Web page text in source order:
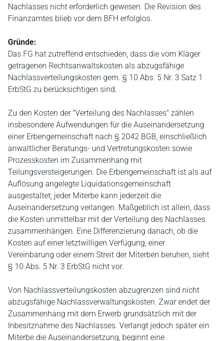
Nachlasses nicht erforderlich gewesen. Die Revision des
Finanzamtes blieb vor dem BFH erfolglos.
Gründe:
Das FG hat zutreffend entschieden, dass die vom Kläger
getragenen Rechtsanwaltskosten als abzugsfähige
Nachlassverteilungskosten gem. § 10 Abs. 5 Nr. 3 Satz 1
ErbStG zu berücksichtigen sind.
Zu den Kosten der "Verteilung des Nachlasses" zählen
insbesondere Aufwendungen für die Auseinandersetzung
einer Erbengemeinschaft nach § 2042 BGB, einschließlich
anwaltlicher Beratungs- und Vertretungskosten sowie
Prozesskosten im Zusammenhang mit
Teilungsversteigerungen. Die Erbengemeinschaft ist als auf
Auflösung angelegte Liquidationsgemeinschaft
ausgestaltet; jeder Miterbe kann jederzeit die
Auseinandersetzung verlangen. Maßgeblich ist allein, dass
die Kosten unmittelbar mit der Verteilung des Nachlasses
zusammenhängen. Eine Differenzierung danach, ob die
Kosten auf einer letztwilligen Verfügung, einer
Vereinbarung oder einem Streit der Miterben beruhen, sieht
§ 10 Abs. 5 Nr. 3 ErbStG nicht vor.
Von Nachlassverteilungskosten abzugrenzen sind nicht
abzugsfähige Nachlassverwaltungskosten. Zwar endet der
Zusammenhang mit dem Erwerb grundsätzlich mit der
Inbesitznahme des Nachlasses. Verlangt jedoch später ein
Miterbe die Auseinandersetzung, beginnt eine